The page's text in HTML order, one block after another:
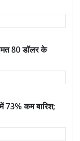
80 डॉलर के
73% कम बारिश;